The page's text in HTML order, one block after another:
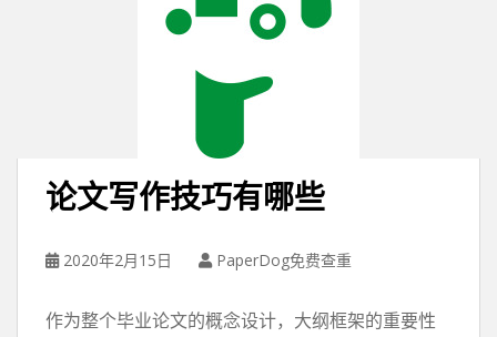
论文写作技巧有哪些
2020年2月15日 PaperDog免费查重
作为整个毕业论文的概念设计，大纲框架的重要性